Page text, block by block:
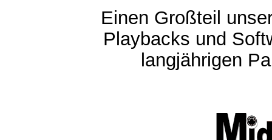
Einen Großteil
Playbacks und
langjährigen